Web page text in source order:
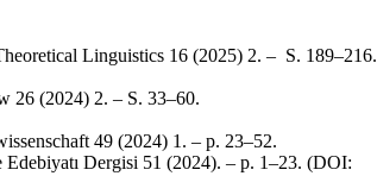
Linguistics 16 (2025) 2. – S. 189–216.
26 (2024) 2. – S. 33–60.
49 (2024) 1. – p. 23–52.
Dergisi 51 (2024). – p. 1–23. (DOI: